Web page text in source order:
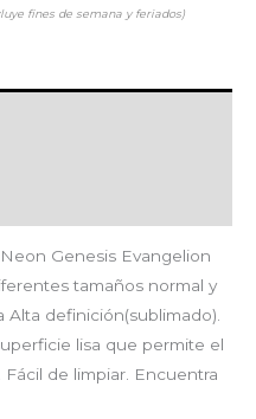
fines de semana y feriados)
Genesis Evangelion
tamaños normal y
Alta definición(sublimado).
lisa que permite el
de limpiar. Encuentra